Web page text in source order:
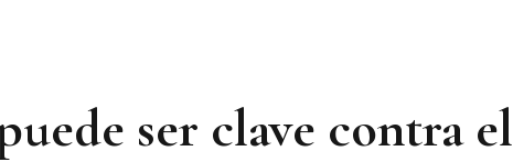
ser clave contra el